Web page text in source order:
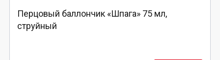
Перцовый баллончик «Шпага» 75 мл,
струйный